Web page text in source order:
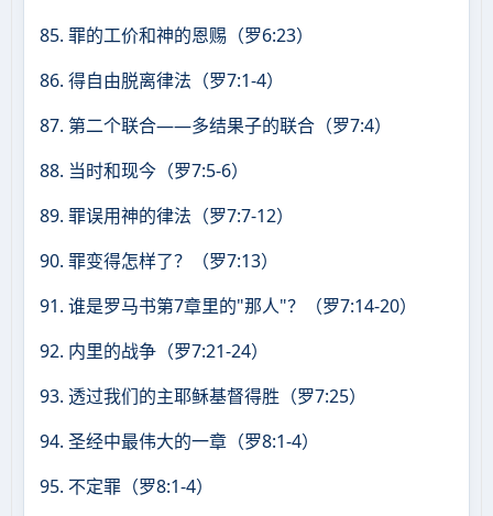
85. 罪的工价和神的恩赐（罗6:23）
86. 得自由脱离律法（罗7:1-4）
87. 第二个联合——多结果子的联合（罗7:4）
88. 当时和现今（罗7:5-6）
89. 罪误用神的律法（罗7:7-12）
90. 罪变得怎样了？（罗7:13）
91. 谁是罗马书第7章里的"那人"？（罗7:14-20）
92. 内里的战争（罗7:21-24）
93. 透过我们的主耶稣基督得胜（罗7:25）
94. 圣经中最伟大的一章（罗8:1-4）
95. 不定罪（罗8:1-4）